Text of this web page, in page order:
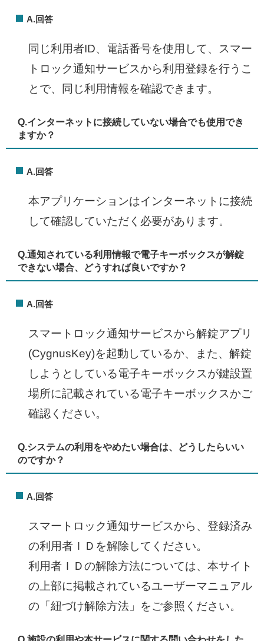
A.回答
同じ利用者ID、電話番号を使用して、スマー
トロック通知サービスから利用登録を行うこ
とで、同じ利用情報を確認できます。
Q.インターネットに接続していない場合でも使用でき
ますか？​
A.回答
本アプリケーションはインターネットに接続
して確認していただく必要があります。
Q.通知されている利用情報で電子キーボックスが解錠
できない場合、どうすれば良いですか？​
A.回答
スマートロック通知サービスから解錠アプリ
(CygnusKey)を起動しているか、また、解錠
しようとしている電子キーボックスが鍵設置
場所に記載されている電子キーボックスかご
確認ください。
Q.システムの利用をやめたい場合は、どうしたらいい
のですか？​
A.回答
スマートロック通知サービスから、登録済み
の利用者ＩＤを解除してください。
利用者ＩＤの解除方法については、本サイト
の上部に掲載されているユーザーマニュアル
の「紐づけ解除方法」をご参照ください。